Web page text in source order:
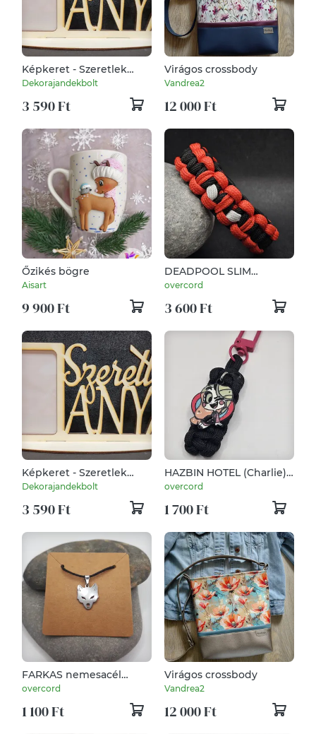
Képkeret - Szeretlek
Anya felírattal
Dekorajandekbolt
3 590 Ft
Virágos crossbody
Vandrea2
12 000 Ft
Őzikés bögre
Aisart
9 900 Ft
DEADPOOL SLIM
paracord karkötő
overcord
3 600 Ft
Képkeret - Szeretlek
Anya felírattal
Dekorajandekbolt
3 590 Ft
HAZBIN HOTEL (Charlie)
kulcstartó/táskadísz
overcord
1 700 Ft
FARKAS nemesacél
MEDÁL/nyaklánc
overcord
1 100 Ft
Virágos crossbody
Vandrea2
12 000 Ft